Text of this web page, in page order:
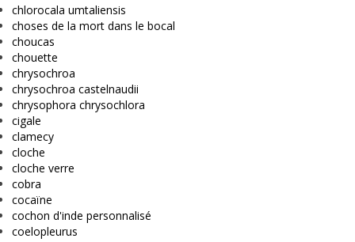
chlorocala umtaliensis
choses de la mort dans le bocal
choucas
chouette
chrysochroa
chrysochroa castelnaudii
chrysophora chrysochlora
cigale
clamecy
cloche
cloche verre
cobra
cocaïne
cochon d'inde personnalisé
coelopleurus